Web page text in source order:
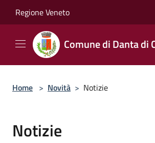
Regione Veneto
Comune di Danta di
Home > Novità > Notizie
Notizie